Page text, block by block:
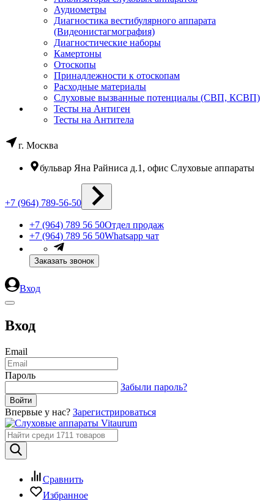
Аудиометры
Диагностика вестибулярного аппарата
(Видеонистагмография)
Диагностические наборы
Камертоны
Отоскопы
Принадлежности к отоскопам
Расходные материалы
Слуховые вызванные потенциалы (СВП, КСВП)
Тесты на Антиген
Тесты на Антитела
г. Москва
бульвар Яна Райниса д.1, офис Слуховые аппараты
+7 (964) 789-56-50
+7 (964) 789 56 50Отдел продаж
+7 (964) 789 56 50Whatsapp чат
Заказать звонок
Вход
Вход
Email
Пароль
Забыли пароль?
Впервые у нас? Зарегистрироваться
Сравнить
Избранное